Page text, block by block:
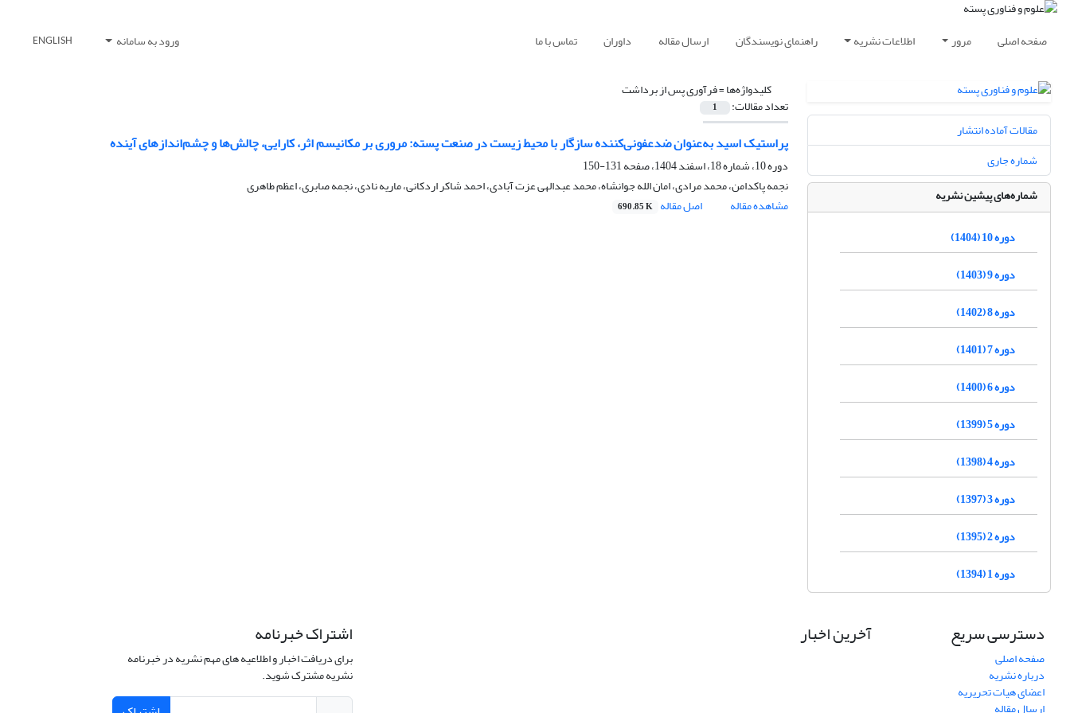
صفحه اصلی مرور اطلاعات نشریه راهنمای نویسندگان ارسال مقاله داوران تماس با ما ورود به سامانه ENGLISH
کلیدواژه‌ها =فرآوری پس از برداشت
تعداد مقالات: 1
پراستیک اسید به‌عنوان ضدعفونی‌کننده سازگار با محیط زیست در صنعت پسته: مروری بر مکانیسم اثر، کارایی، چالش‌ها و چشم‌اندازهای آینده
دوره 10، شماره 18، اسفند 1404، صفحه
131-150
نجمه پاکدامن، محمد مرادی، امان الله جوانشاه، محمد عبدالهی عزت آبادی، احمد شاکر اردکانی، ماریه نادی، نجمه صابری، اعظم طاهری
مشاهده مقاله
اصل مقاله 690.85 K
مقالات آماده انتشار
شماره جاری
شماره‌های پیشین نشریه
دوره 10 (1404)
دوره 9 (1403)
دوره 8 (1402)
دوره 7 (1401)
دوره 6 (1400)
دوره 5 (1399)
دوره 4 (1398)
دوره 3 (1397)
دوره 2 (1395)
دوره 1 (1394)
دسترسی سریع
صفحه اصلی
درباره نشریه
اعضای هیات تحریریه
ارسال مقاله
آخرین اخبار اشتراک خبرنامه
برای دریافت اخبار و اطلاعیه های مهم نشریه در خبرنامه
نشریه مشترک شوید.